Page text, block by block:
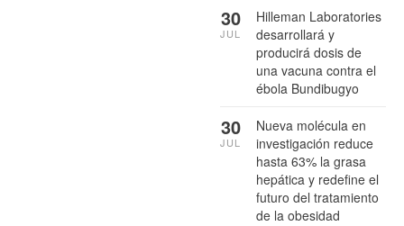
Hilleman Laboratories
desarrollará y
producirá dosis de
una vacuna contra el
ébola Bundibugyo
30
JUL
Nueva molécula en
investigación reduce
hasta 63% la grasa
hepática y redefine el
futuro del tratamiento
de la obesidad
30
JUL